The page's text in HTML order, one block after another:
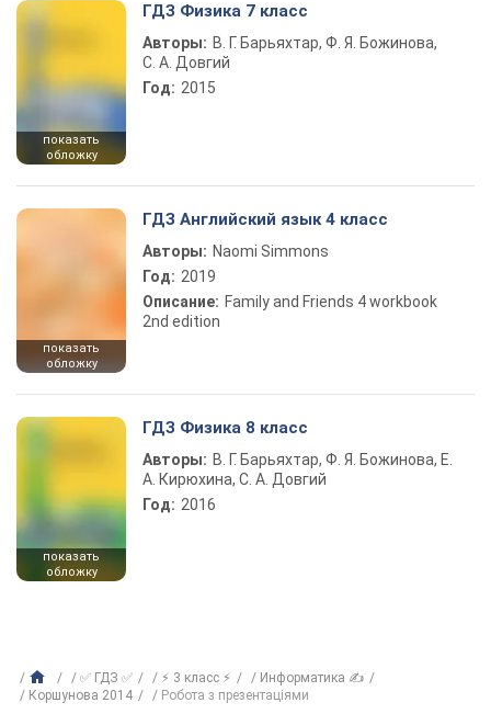
показать
обложку
ГДЗ Физика 7 класс
Авторы: В. Г. Барьяхтар, Ф. Я. Божинова,
С. А. Довгий
Год: 2015
показать
обложку
ГДЗ Английский язык 4 класс
Авторы: Naomi Simmons
Год: 2019
Описание: Family and Friends 4 workbook
2nd edition
показать
обложку
ГДЗ Физика 8 класс
Авторы: В. Г. Барьяхтар, Ф. Я. Божинова, Е.
А. Кирюхина, С. А. Довгий
Год: 2016
✅ ГДЗ ✅ ⚡ 3 класс ⚡
Информатика ✍
Коршунова 2014
Робота з презентаціями